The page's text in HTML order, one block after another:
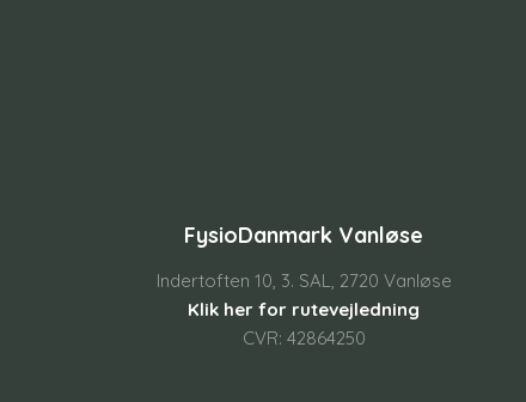
FysioDanmark Vanløse
Indertoften 10, 3. SAL, 2720 Vanløse
Klik her for rutevejledning
CVR: 42864250